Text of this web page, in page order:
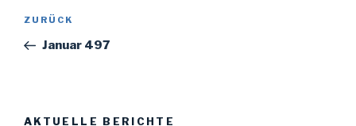
Beitragsnavigation
Vorheriger
Beitrag
ZURÜCK
Januar 497
AKTUELLE BERICHTE